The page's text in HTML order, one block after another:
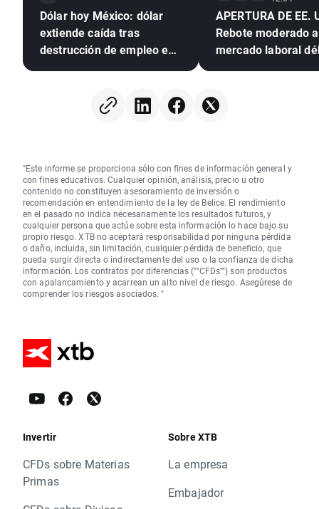
Dólar hoy México: dólar
extiende caída tras
destrucción de empleo en
APERTURA DE EE.
Rebote moderado
mercado laboral
"Este informe se proporciona sólo con fines de información general y
con fines educativos. Cualquier opinión, análisis, precio u otro
contenido no constituyen asesoramiento de inversión o
recomendación en entendimiento de la ley de Belice. El rendimiento
en el pasado no indica necesariamente los resultados futuros, y
cualquier persona que actúe sobre esta información lo hace bajo su
propio riesgo. XTB no aceptará responsabilidad por ninguna pérdida
o daño, incluida, sin limitación, cualquier pérdida de beneficio, que
pueda surgir directa o indirectamente del uso o la confianza de dicha
información. Los contratos por diferencias (""CFDs"") son productos
con apalancamiento y acarrean un alto nivel de riesgo. Asegúrese de
comprender los riesgos asociados. "
Invertir
CFDs sobre Materias
Primas
Sobre XTB
La empresa
Embajador